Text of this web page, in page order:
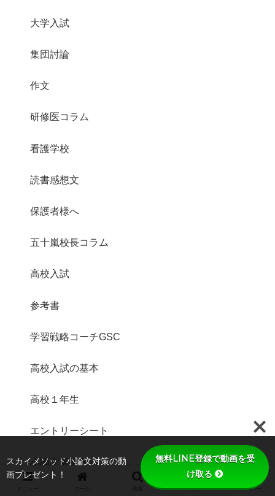
大学入試
集団討論
作文
研修医コラム
看護学校
読書感想文
保護者様へ
五十嵐校長コラム
高校入試
参考書
学習戦略コーチGSC
高校入試の基本
高校１年生
エントリーシート
小論文過去問題
トップ サイドバー
スカイメソッド小論文対策の動
画プレゼント！
無料LINE登録で動画を受
け取る